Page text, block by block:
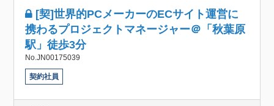
[契]世界的PCメーカーのECサイト運営に
携わるプロジェクトマネージャー＠「秋葉原
駅」徒歩3分
No.JN00175039
契約社員